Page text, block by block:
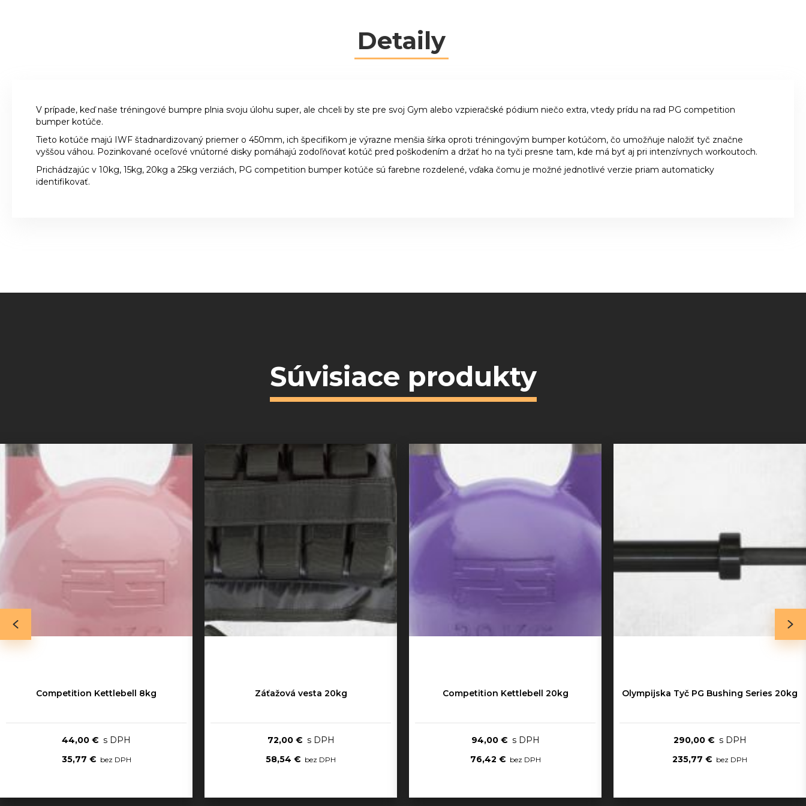
Detaily
V prípade, keď naše tréningové bumpre plnia svoju úlohu super, ale chceli by ste pre svoj Gym alebo vzpieračské pódium niečo extra, vtedy prídu na rad PG competition
bumper kotúče.
Tieto kotúče majú IWF štadnardizovaný priemer o 450mm, ich špecifikom je výrazne menšia šírka oproti tréningovým bumper kotúčom, čo umožňuje naložiť tyč značne
vyššou váhou. Pozinkované oceľové vnútorné disky pomáhajú zodoľňovať kotúč pred poškodením a držať ho na tyči presne tam, kde má byť aj pri intenzívnych workoutoch.
Prichádzajúc v 10kg, 15kg, 20kg a 25kg verziách, PG competition bumper kotúče sú farebne rozdelené, vďaka čomu je možné jednotlivé verzie priam automaticky
identifikovať.
Súvisiace produkty
Competition Kettlebell 8kg
44,00 €
35,77 €
Záťažová vesta 20kg
72,00 €
58,54 €
Competition Kettlebell 20kg
94,00 €
76,42 €
Olympijska Tyč PG Bushing Series 20kg
290,00 €
235,77 €